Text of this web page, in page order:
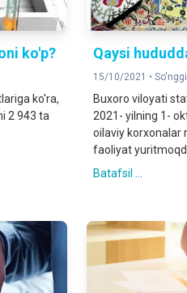
ko'p?
ko'ra,
2 943 ta
Qaysi
15/10/2021 •
Buxoro viloyati
2021- yilning 1-
oilaviy korxonalar
faoliyat
Batafsil ...